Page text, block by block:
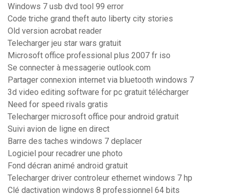
Windows 7 usb dvd tool 99 error
Code triche grand theft auto liberty city stories
Old version acrobat reader
Telecharger jeu star wars gratuit
Microsoft office professional plus 2007 fr iso
Se connecter à messagerie outlook.com
Partager connexion internet via bluetooth windows 7
3d video editing software for pc gratuit télécharger
Need for speed rivals gratis
Telecharger microsoft office pour android gratuit
Suivi avion de ligne en direct
Barre des taches windows 7 deplacer
Logiciel pour recadrer une photo
Fond décran animé android gratuit
Telecharger driver controleur ethernet windows 7 hp
Clé dactivation windows 8 professionnel 64 bits